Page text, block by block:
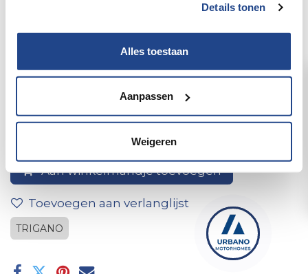
Details tonen
Alles toestaan
Aanpassen
Weigeren
25*schuiver vr ridogaine
Aan winkelmandje toevoegen
Toevoegen aan verlanglijst
TRIGANO